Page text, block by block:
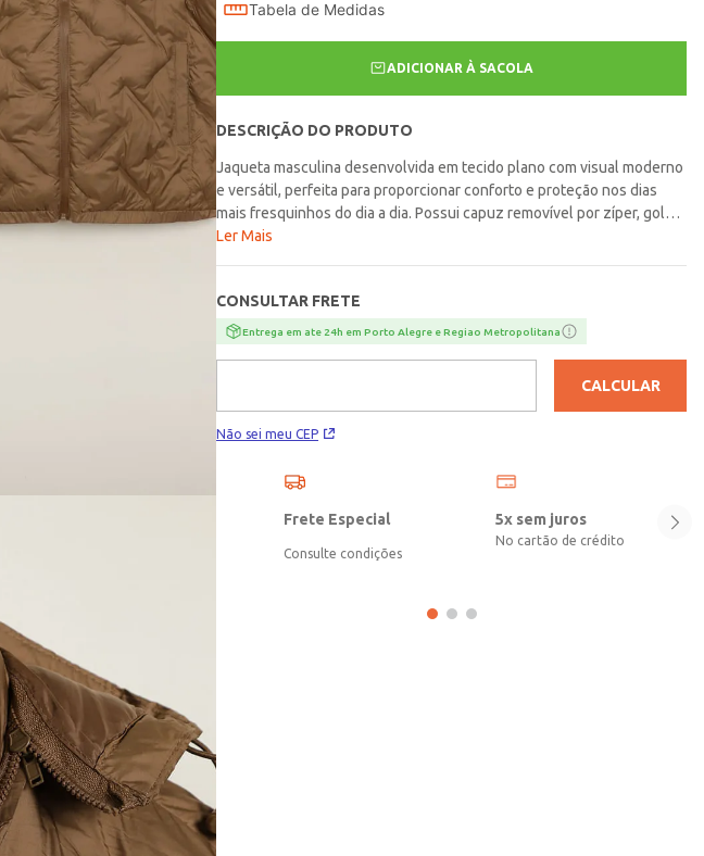
Tabela de Medidas
ADICIONAR À SACOLA
DESCRIÇÃO DO PRODUTO
Jaqueta masculina desenvolvida em tecido plano com visual moderno
e versátil, perfeita para proporcionar conforto e proteção nos dias
mais fresquinhos do dia a dia. Possui capuz removível por zíper, gola
alta, mangas longas, fechamento frontal por zíper, bolsos frontais e
modelo stuff, trazendo um visual moderno e estiloso para compor
diferentes combinações casuais. Uma opção confortável e cheia de
personalidade, ideal para acompanhar os dias frios com praticidade e
Ler Mais
CONSULTAR FRETE
Entrega em ate 24h em Porto Alegre e Regiao Metropolitana
Não sei meu CEP
CALCULAR
Frete Especial
Consulte condições
5x sem juros
No cartão de crédito